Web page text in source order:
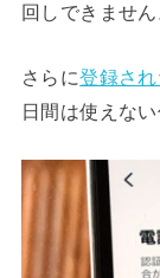
回しできません
さらに登録さ
日間は使えな